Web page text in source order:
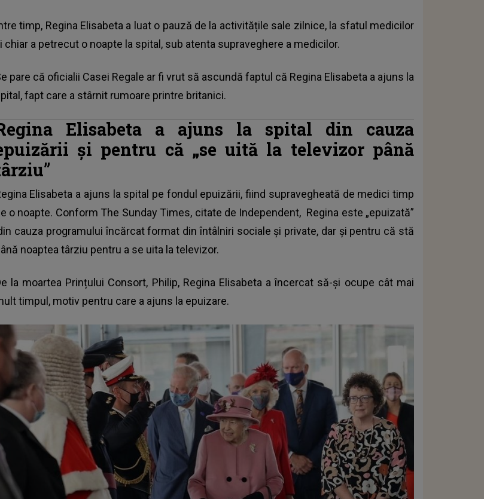
timp, Regina Elisabeta a luat o pauză de la activitățile sale zilnice, la sfatul medicilor
chiar a petrecut o noapte la spital, sub atenta supraveghere a medicilor.
pare că oficialii Casei Regale ar fi vrut să ascundă faptul că Regina Elisabeta a ajuns la
fapt care a stârnit rumoare printre britanici.
Elisabeta a ajuns la spital din cauza
și pentru că „se uită la televizor până
Elisabeta a ajuns la spital pe fondul epuizării, fiind supravegheată de medici timp
o noapte. Conform The Sunday Times, citate de Independent, Regina este „epuizată”
cauza programului încărcat format din întâlniri sociale și private, dar și pentru că stă
noaptea târziu pentru a se uita la televizor.
la moartea Prințului Consort, Philip, Regina Elisabeta a încercat să-și ocupe cât mai
timpul, motiv pentru care a ajuns la epuizare.